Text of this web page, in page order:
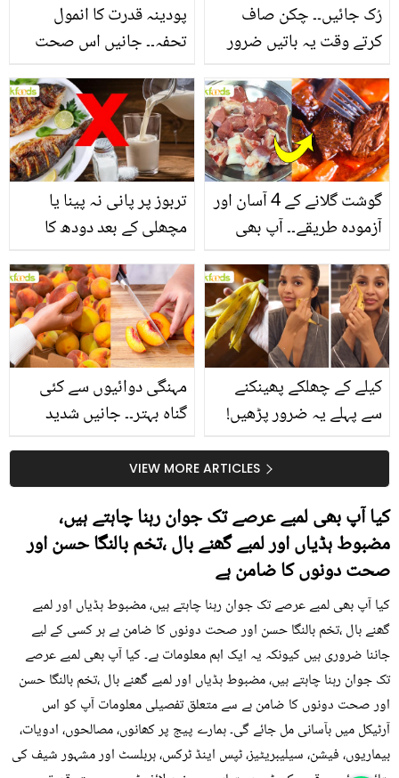
پودینہ قدرت کا انمول
تحفہ۔۔ جانیں اس صحت
انگیز طبی فوائد
رُک جائیں۔۔ چکن صاف
کرتے وقت یہ باتیں ضرور
تربوز پر پانی نہ پینا یا
مچھلی کے بعد دودھ کا
سے متعلق غلط فہمیوں کی
حقیقت کیا ہے اور افواہ
کیا؟
گوشت گلانے کے 4 آسان اور
آزمودہ طریقے۔۔ آپ بھی
بتائے راز
مہنگی دوائیوں سے کئی
گناہ بہتر۔۔ جانیں شدید
کیوں کھانا چاہیے؟
کیلے کے چھلکے پھینکنے
سے پہلے یہ ضرور پڑھیں!
سستا اور قدرتی حلVIEW MORE ARTICLES
کیا آپ بھی لمبے عرصے تک جوان رہنا چاہتے ہیں،
مضبوط ہڈیاں اور لمبے گھنے بال ،تخم بالنگا حسن اور
صحت دونوں کا ضامن ہے
کیا آپ بھی لمبے عرصے تک جوان رہنا چاہتے ہیں، مضبوط ہڈیاں اور لمبے
گھنے بال ،تخم بالنگا حسن اور صحت دونوں کا ضامن ہے ہر کسی کے لیے
جاننا ضروری ہیں کیونکہ یہ ایک اہم معلومات ہے۔ کیا آپ بھی لمبے عرصے
تک جوان رہنا چاہتے ہیں، مضبوط ہڈیاں اور لمبے گھنے بال ،تخم بالنگا حسن
اور صحت دونوں کا ضامن ہے سے متعلق تفصیلی معلومات آپ کو اس
آرٹیکل میں بآسانی مل جائے گی۔ ہمارے پیج پر کھانوں، مصالحوں، ادویات،
بیماریوں، فیشن، سیلیبریٹیز، ٹپس اینڈ ٹرکس، ہربلسٹ اور مشہور شیف کی